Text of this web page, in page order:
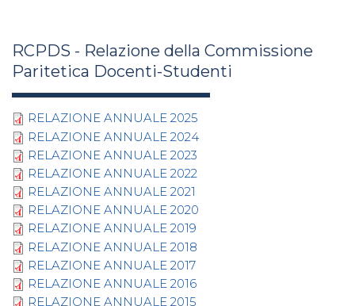
RCPDS - Relazione della Commissione
Paritetica Docenti-Studenti
RELAZIONE ANNUALE 2025
RELAZIONE ANNUALE 2024
RELAZIONE ANNUALE 2023
RELAZIONE ANNUALE 2022
RELAZIONE ANNUALE 2021
RELAZIONE ANNUALE 2020
RELAZIONE ANNUALE 2019
RELAZIONE ANNUALE 2018
RELAZIONE ANNUALE 2017
RELAZIONE ANNUALE 2016
RELAZIONE ANNUALE 2015